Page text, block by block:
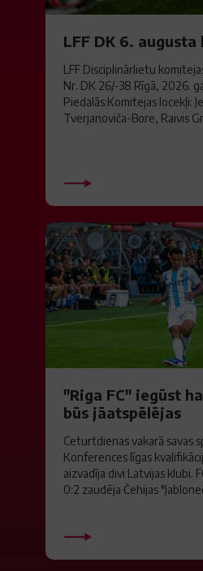
LFF DK 6. augusta
LFF Disciplinārlietu
Nr. DK 26/-38 Rīgā, 2026.
Piedalās:Komitejas locekļi:
Tverjanoviča-Bore, Raivis
"Riga FC" iegūst
būs jāatspēlējas
Ceturtdienas vakarā savas
Konferences līgas
aizvadīja divi Latvijas klubi.
0:2 zaudēja Čehijas